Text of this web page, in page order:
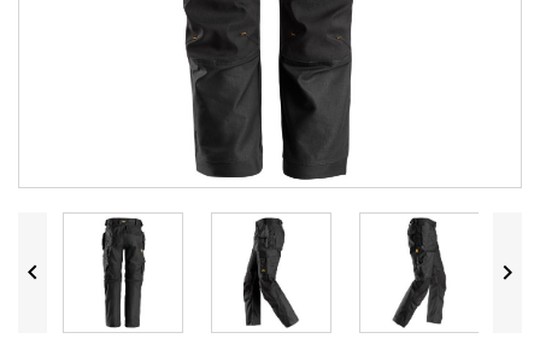
 